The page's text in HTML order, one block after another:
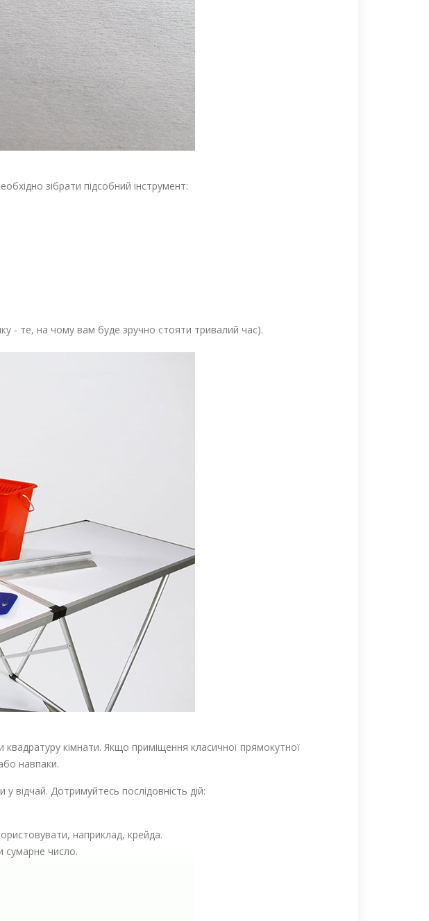
зібрати підсобний інструмент:
- те, на чому вам буде зручно стояти тривалий час).
кімнати. Якщо приміщення класичної прямокутної
навпаки.
Дотримуйтесь послідовність дій:
наприклад, крейда.
сумарне число.